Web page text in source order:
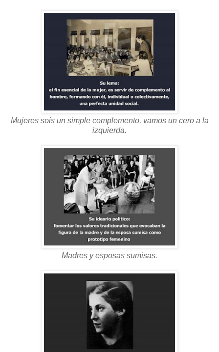
Mujeres sois un simple complemento, vamos un cero a la
izquierda.
Madres y esposas sumisas.